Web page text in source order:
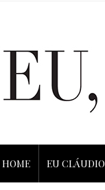
HOME EU CLÁUDIO